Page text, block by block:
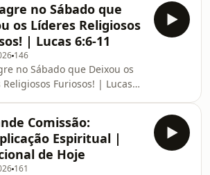
no Sábado que
os Líderes Religiosos
| Lucas 6:6-11
146
no Sábado que Deixou os
Religiosos Furiosos! | Lucas
Comissão:
Espiritual |
de Hoje
161